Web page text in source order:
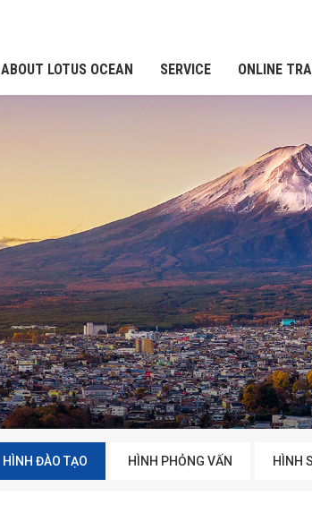
ABOUT LOTUS OCEAN SERVICE ONLINE
HÌNH ĐÀO TẠO HÌNH PHỎNG VẤN HÌNH